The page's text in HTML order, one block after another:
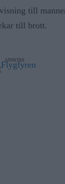
till
till brott.
ANNONS